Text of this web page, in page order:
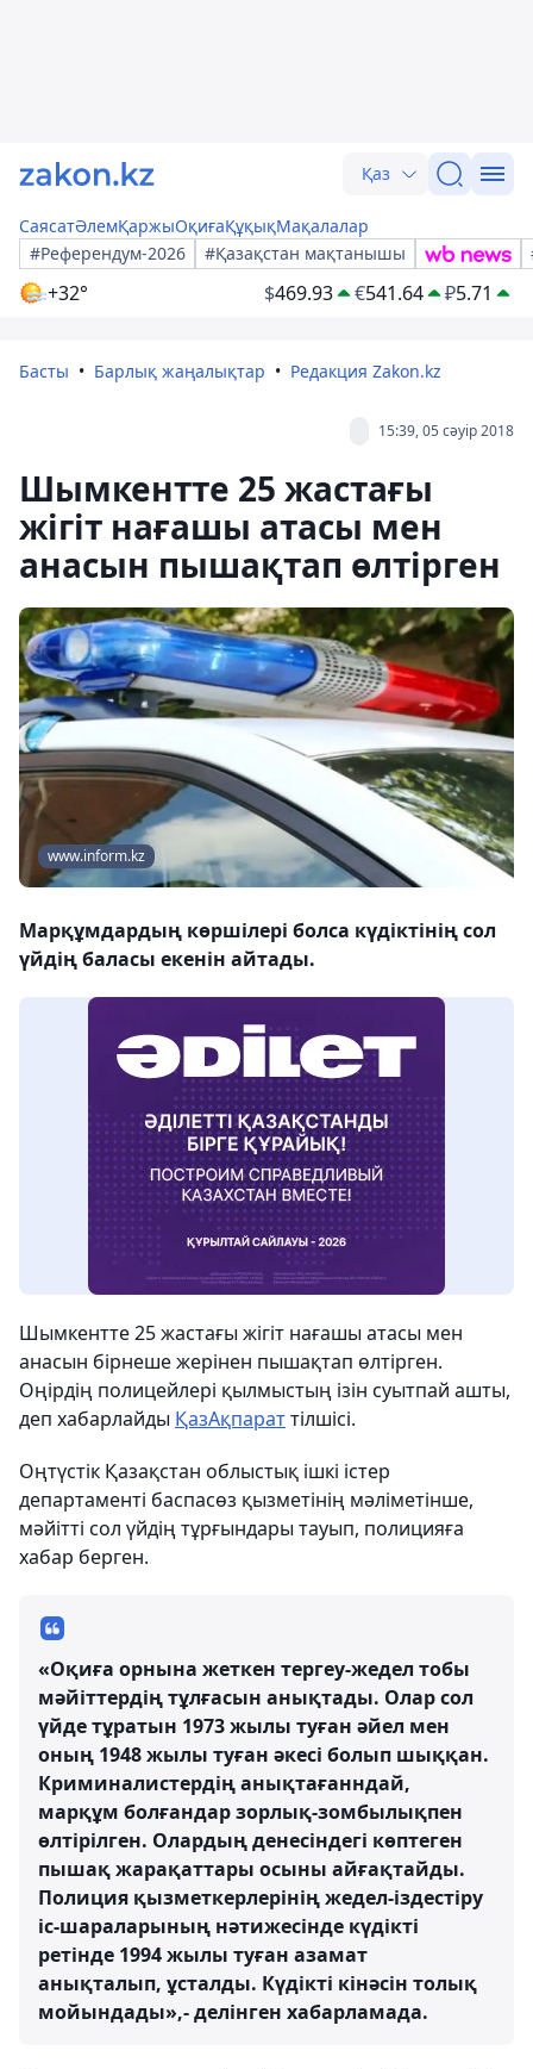
Қаз
СаясатӘлемҚаржыОқиғаҚұқықМақалалар
#Референдум-2026
#Қазақстан мақтанышы
+32° $469.93 €541.64 ₽5.71
Басты Барлық жаңалықтар Редакция Zakon.kz
15:39, 05 сәуір 2018
Шымкентте 25 жастағы
жігіт нағашы атасы мен
анасын пышақтап өлтірген
www.inform.kz
Марқұмдардың көршілері болса күдіктінің сол
үйдің баласы екенін айтады.
Шымкентте 25 жастағы жігіт нағашы атасы мен
анасын бірнеше жерінен пышақтап өлтірген.
Оңірдің полицейлері қылмыстың ізін суытпай ашты,
деп хабарлайды ҚазАқпараттілшісі.
Оңтүстік Қазақстан облыстық ішкі істер
департаменті баспасөз қызметінің мәліметінше,
мәйітті сол үйдің тұрғындары тауып, полицияға
хабар берген.
«Оқиға орнына жеткен тергеу-жедел тобы
мәйіттердің тұлғасын анықтады. Олар сол
үйде тұратын 1973 жылы туған әйел мен
оның 1948 жылы туған әкесі болып шыққан.
Криминалистердің анықтағанндай,
марқұм болғандар зорлық-зомбылықпен
өлтірілген. Олардың денесіндегі көптеген
пышақ жарақаттары осыны айғақтайды.
Полиция қызметкерлерінің жедел-іздестіру
іс-шараларының нәтижесінде күдікті
ретінде 1994 жылы туған азамат
анықталып, ұсталды. Күдікті кінәсін толық
мойындады»,- делінген хабарламада.